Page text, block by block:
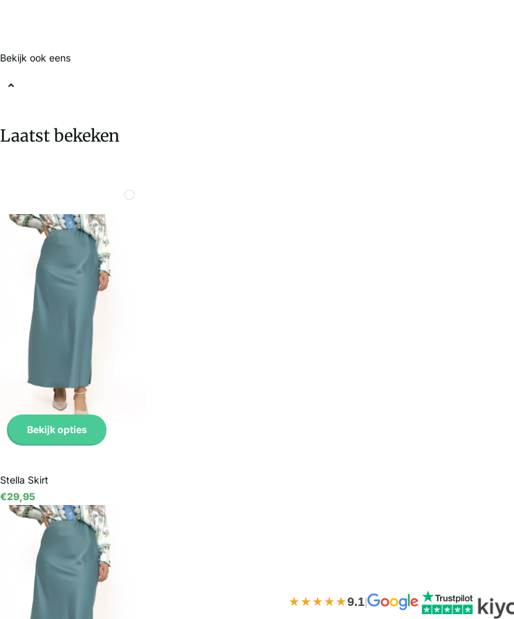
Bekijk ook eens
Laatst bekeken
Bekijk opties
Stella Skirt
€29,95
Bekijk opties
★★★★★9.1|